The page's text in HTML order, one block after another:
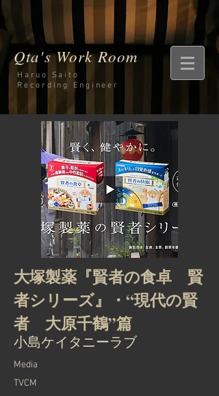
Qta's Work Room
Haruo Saito
Recording Engineer
大塚製薬『賢者の食卓 賢
者シリーズ』・“現代の賢
者 大原千鶴”篇
小島ケイタニーラブ
Media
TVCM